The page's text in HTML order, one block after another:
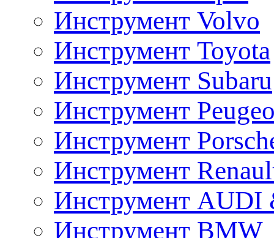
Инструмент Volvo
Инструмент Toyota
Инструмент Subaru
Инструмент
Инструмент
Инструмент
Инструмент AUDI
Инструмент BMW